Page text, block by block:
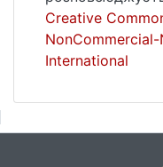
волокні, межі
0,015 мкмоль/л.
Creative
International